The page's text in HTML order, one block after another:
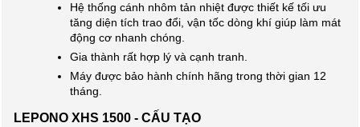
Hệ thống cánh nhôm tản nhiệt được thiết kế tối ưu
tăng diện tích trao đổi, vận tốc dòng khí giúp làm mát
động cơ nhanh chóng.
Gia thành rất hợp lý và cạnh tranh.
Máy được bảo hành chính hãng trong thời gian 12
tháng.
LEPONO XHS 1500 - CẤU TẠO